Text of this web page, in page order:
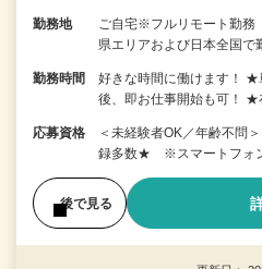
勤務地
ご自宅※フルリモート勤
県エリアおよび日本全国で
勤務時間
好きな時間に働けます！
後、即お仕事開始も可！
応募資格
＜未経験者OK／年齢不問
録多数★ ※スマートフォ
後で見る